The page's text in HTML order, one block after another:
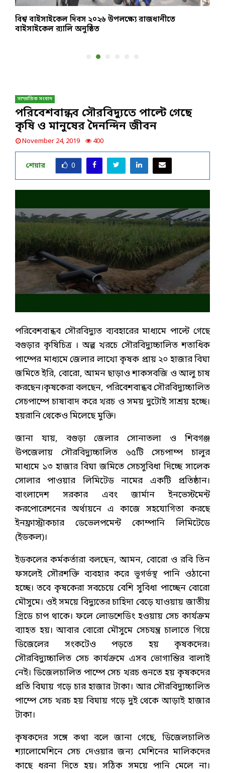
বিশ্ব বাইসাইকেল দিবস ২০২৬ উপলক্ষ্যে রাজধানীতে
বাইসাইকেল র‌্যালি অনুষ্ঠিত
সাম্প্রতিক সংবাদ
পরিবেশবান্ধব সৌরবিদ্যুতে পাল্টে গেছে
কৃষি ও মানুষের দৈনন্দিন জীবন
November 24, 2019 400
শেয়ার 0
পরিবেশবান্ধব সৌরবিদ্যুত ব্যবহারের মাধ্যমে পাল্টে গেছে
বগুড়ার কৃষিচিত্র । অল্প খরচে সৌরবিদ্যুচ্চালিত শতাধিক
পাম্পের মাধ্যমে জেলার লাখো কৃষক প্রায় ২০ হাজার বিঘা
জমিতে ইরি, বোরো, আমন ছাড়াও শাকসবজি ও আলু চাষ
করছেন।কৃষকেরা বলছেন, পরিবেশবান্ধব সৌরবিদ্যুচ্চালিত
সেচপাম্পে চাষাবাদ করে খরচ ও সময় দুটোই সাশ্রয় হচ্ছে।
হয়রানি থেকেও মিলেছে মুক্তি।
জানা যায়, বগুড়া জেলার সোনাতলা ও শিবগঞ্জ
উপজেলায় সৌরবিদ্যুচ্চালিত ৬৫টি সেচপাম্প চালুর
মাধ্যমে ১৩ হাজার বিঘা জমিতে সেচসুবিধা দিচ্ছে সালেক
সোলার পাওয়ার লিমিটেড নামের একটি প্রতিষ্ঠান।
বাংলাদেশ সরকার এবং জার্মান ইনভেস্টমেন্ট
করপোরেশনের অর্থায়নে এ কাজে সহযোগিতা করছে
ইনফ্রাস্ট্রাকচার ডেভেলপমেন্ট কোম্পানি লিমিটেডে
(ইডকল)।
ইডকলের কর্মকর্তারা বলছেন, আমন, বোরো ও রবি তিন
ফসলেই সৌরশক্তি ব্যবহার করে ভূগর্ভস্থ পানি ওঠানো
হচ্ছে। তবে কৃষকেরা সবচেয়ে বেশি সুবিধা পাচ্ছেন বোরো
মৌসুমে। ওই সময়ে বিদ্যুতের চাহিদা বেড়ে যাওয়ায় জাতীয়
গ্রিডে চাপ থাকে। ফলে লোডশেডিং হওয়ায় সেচ কার্যক্রম
ব্যাহত হয়। আবার বোরো মৌসুমে সেচযন্ত্র চালাতে গিয়ে
ডিজেলের সংকটেও পড়তে হয় কৃষকদের।
সৌরবিদ্যুচ্চালিত সেচ কার্যক্রমে এসব ভোগান্তির বালাই
নেই। ডিজেলচালিত পাম্পে সেচ খরচ গুনতে হয় কৃষকদের
প্রতি বিঘায় গড়ে চার হাজার টাকা। আর সৌরবিদ্যুচ্চালিত
পাম্পে সেচ খরচ হয় বিঘায় গড়ে দুই থেকে আড়াই হাজার
টাকা।
কৃষকদের সঙ্গে কথা বলে জানা গেছে, ডিজেলচালিত
শ্যালোমেশিনে সেচ দেওয়ার জন্য মেশিনের মালিকদের
কাছে ধরনা দিতে হয়। সঠিক সময়ে পানি মেলে না।